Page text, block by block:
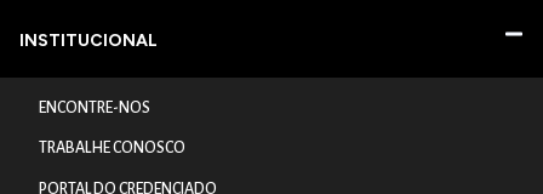
INSTITUCIONAL
ENCONTRE-NOS
TRABALHE CONOSCO
PORTAL DO CREDENCIADO